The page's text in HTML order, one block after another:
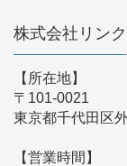
株式会社リン
【所在地】
〒101-0021
東京都千代田区
【営業時間】